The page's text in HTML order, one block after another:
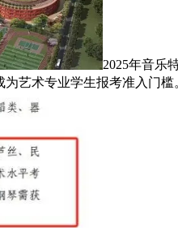
2025年音乐
艺术专业学生报考准入门